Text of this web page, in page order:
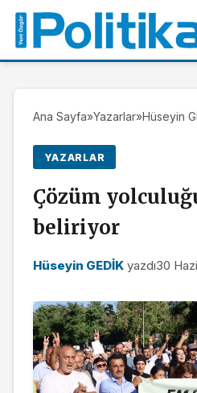
Ana Sayfa»Yazarlar»Hüseyin
YAZARLAR
Çözüm
beliriyor
Hüseyin GEDİK yazdı30